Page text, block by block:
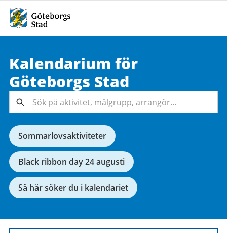
Kalendarium för
Göteborgs Stad
Sök på
aktivitet,
målgrupp,
arrangör...
Sök
Sommarlovsaktiviteter
Black ribbon day 24 augusti
Så här söker du i kalendariet